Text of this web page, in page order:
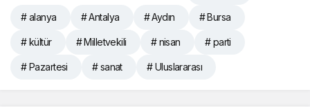
# alanya # Antalya # Aydın # Bursa
# kültür # Milletvekili # nisan # parti
# Pazartesi # sanat # Uluslararası